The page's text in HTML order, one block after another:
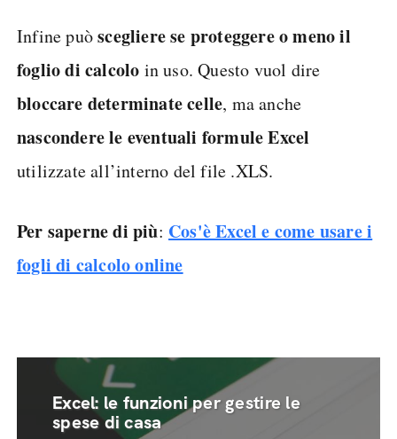
Infine puòscegliere se proteggere o meno il
foglio di calcolo in uso. Questo vuol dire
bloccare determinate celle, ma anche
nascondere le eventuali formule Excel
utilizzate all’interno del file .XLS.
Per saperne di più: Cos'è Excel e come usare i
fogli di calcolo online
Excel: le funzioni per gestire le
spese di casa